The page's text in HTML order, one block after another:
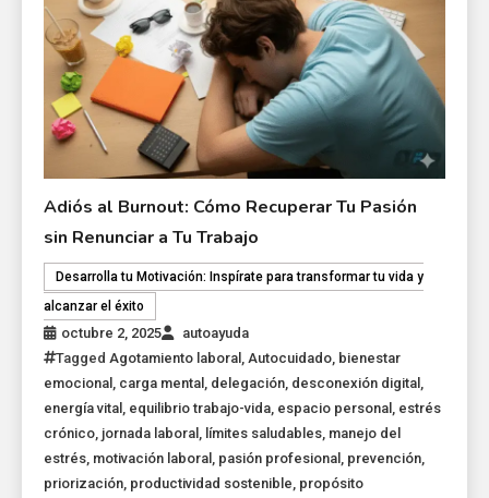
Adiós al Burnout: Cómo Recuperar Tu Pasión
sin Renunciar a Tu Trabajo
Desarrolla tu Motivación: Inspírate para transformar tu vida y
alcanzar el éxito
octubre 2, 2025
autoayuda
Tagged Agotamiento laboral Autocuidado bienestar
emocional carga mental delegación desconexión digital
energía vital equilibrio trabajo-vida espacio personal estrés
crónico jornada laboral límites saludables manejo del
estrés motivación laboral pasión profesional prevención
priorización productividad sostenible propósito